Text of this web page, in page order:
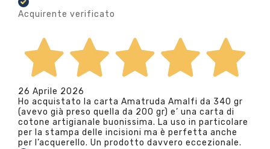
Acquirente verificato
26 Aprile 2026
Ho acquistato la carta Amatruda Amalfi da 340 gr
(avevo già preso quella da 200 gr) e’ una carta di
cotone artigianale buonissima. La uso in particolare
per la stampa delle incisioni ma è perfetta anche
per l’acquerello. Un prodotto davvero eccezionale.